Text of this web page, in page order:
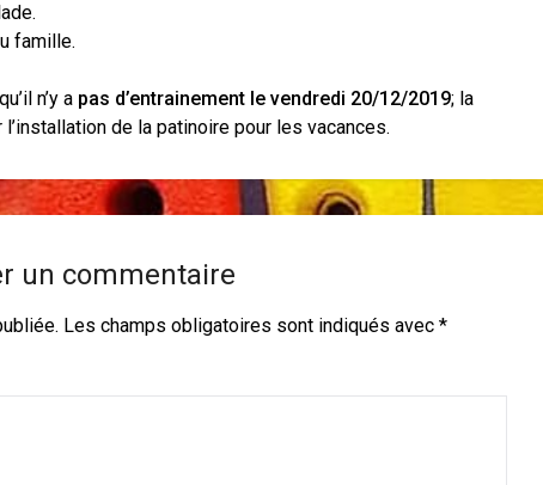
famille.
n’y a pas d’entrainement le vendredi 20/12/2019; la
de la patinoire pour les vacances.
un commentaire
Les champs obligatoires sont indiqués avec*